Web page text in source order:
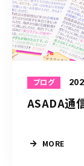
ブログ
ASADA通
MORE